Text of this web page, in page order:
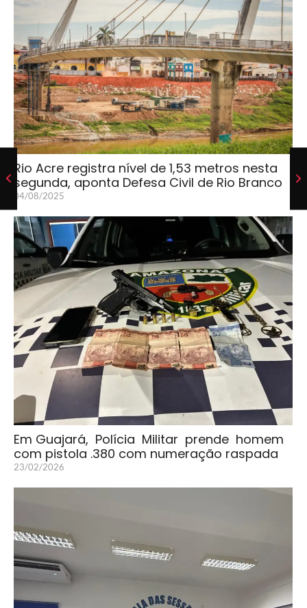
Rio Acre registra nível de 1,53 metros nesta
segunda, aponta Defesa Civil de Rio Branco
04/08/2025
Em Guajará, Polícia Militar prende homem
com pistola .380 com numeração raspada
23/02/2026